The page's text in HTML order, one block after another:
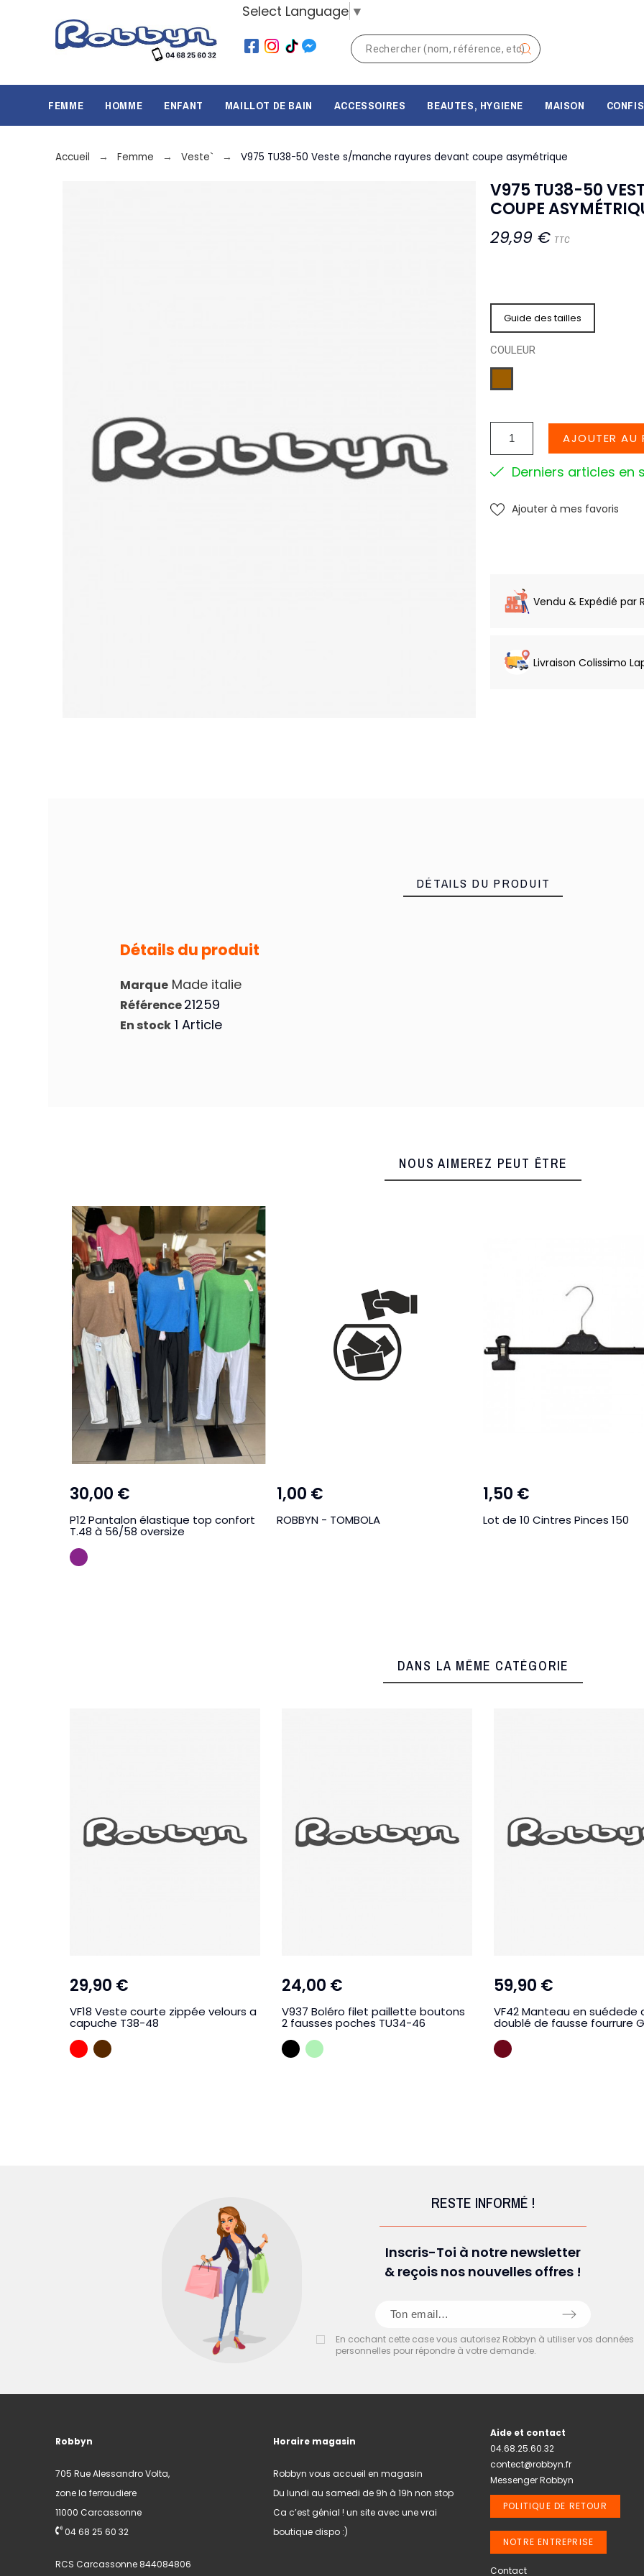
Select Language ▼
FEMME HOMME ENFANT MAILLOT DE BAIN ACCESSOIRES BEAUTES, HYGIENE MAISON
Accueil Femme Veste` V975 TU38-50 Veste s/manche rayures devant coupe asymétrique
V975 TU38-50
COUPE
29,99 € TTC
Guide des tailles
COULEUR
AJOUTER AU
Derniers articles en
Ajouter à mes favoris
Vendu & Expédié par
Livraison Colissimo
DÉTAILS DU PRODUIT
Détails du produit
Marque Made italie
Référence21259
En stock 1 Article
NOUS AIMEREZ PEUT ÊTRE
30,00 €
P12 Pantalon élastique top confort
T.48 à 56/58 oversize
VIOLINE
1,00 €
ROBBYN - TOMBOLA
1,50 €
Lot de 10 Cintres Pinces 150
DANS LA MÊME CATÉGORIE
29,90 €
VF18 Veste courte zippée velours a
capuche T38-48
ROUGEMARRON
24,00 €
V937 Boléro filet paillette boutons
2 fausses poches TU34-46
NOIRVERT D EAU
59,90 €
VF42 Manteau en suédede
doublé de fausse fourrure
BORDEAUX
RESTE INFORMÉ !
Inscris-Toi à notre newsletter
& reçois nos nouvelles offres !
En cochant cette case vous autorisez Robbyn à utiliser vos données
personnelles pour répondre à votre demande.
Robbyn
705 Rue Alessandro Volta,
zone la ferraudiere
11000 Carcassonne
04 68 25 60 32
RCS Carcassonne 844084806
Horaire magasin
Robbyn vous accueil en magasin
Du lundi au samedi de 9h à 19h non stop
Ca c’est génial ! un site avec une vrai
boutique dispo :)
Aide et contact
04.68.25.60.32
contect@robbyn.fr
Messenger Robbyn
POLITIQUE DE RETOUR
NOTRE ENTREPRISE
Contact